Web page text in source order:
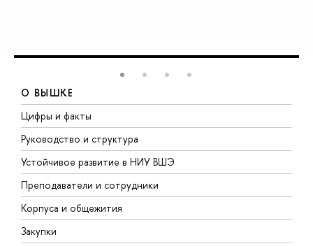
О ВЫШКЕ
Цифры и факты
Руководство и структура
Устойчивое развитие в НИУ ВШЭ
Преподаватели и сотрудники
Корпуса и общежития
Закупки